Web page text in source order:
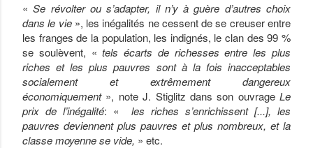
«Se révolter ou s’adapter, il n’y à guère d’autres choix
dans le vie», les inégalités ne cessent de se creuser entre
les franges de la population, les indignés, le clan des 99 %
se soulèvent, «tels écarts de richesses entre les plus
riches et les plus pauvres sont à la fois inacceptables
socialement et extrêmement dangereux
économiquement», note J. Stiglitz dans son ouvrage Le
prix de l’inégalité: «
les riches s’enrichissent [...], les
pauvres deviennent plus pau­vres et plus nombreux, et la
classe moyenne se vide, » etc.